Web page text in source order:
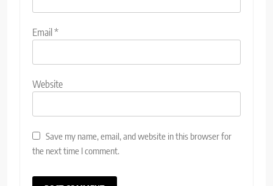
Email*
Website
Save my name, email, and website in this browser for
the next time I comment.